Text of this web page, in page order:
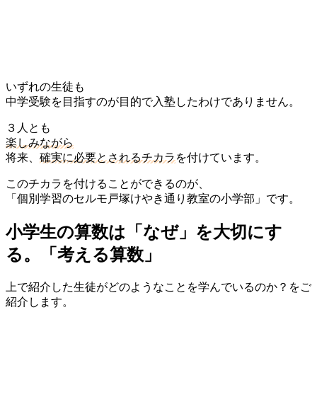
いずれの生徒も
中学受験を目指すのが目的で入塾したわけでありません。
３人とも
楽しみながら
将来、 確実に必要とされるチカラを付けています。
このチカラを付けることができるのが、
「個別学習のセルモ戸塚けやき通り教室の小学部」です。
小学生の算数は「なぜ」を大切にす
る。「考える算数」
上で紹介した生徒がどのようなことを学んでいるのか？をご
紹介します。